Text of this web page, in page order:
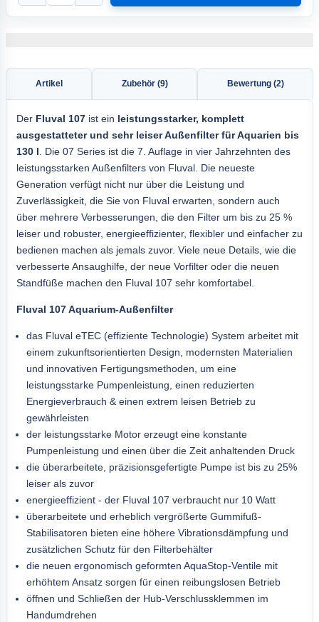
Artikel Zubehör (9) Bewertung (2)
Der Fluval 107 ist ein leistungsstarker, komplett
ausgestatteter und sehr leiser Außenfilter für Aquarien bis
130 l. Die 07 Series ist die 7. Auflage in vier Jahrzehnten des
leistungsstarken Außenfilters von Fluval. Die neueste
Generation verfügt nicht nur über die Leistung und
Zuverlässigkeit, die Sie von Fluval erwarten, sondern auch
über mehrere Verbesserungen, die den Filter um bis zu 25 %
leiser und robuster, energieeffizienter, flexibler und einfacher zu
bedienen machen als jemals zuvor. Viele neue Details, wie die
verbesserte Ansaughilfe, der neue Vorfilter oder die neuen
Standfüße machen den Fluval 107 sehr komfortabel.
Fluval 107 Aquarium-Außenfilter
das Fluval eTEC (effiziente Technologie) System arbeitet mit
einem zukunftsorientierten Design, modernsten Materialien
und innovativen Fertigungsmethoden, um eine
leistungsstarke Pumpenleistung, einen reduzierten
Energieverbrauch & einen extrem leisen Betrieb zu
gewährleisten
der leistungsstarke Motor erzeugt eine konstante
Pumpenleistung und einen über die Zeit anhaltenden Druck
die überarbeitete, präzisionsgefertigte Pumpe ist bis zu 25%
leiser als zuvor
energieeffizient - der Fluval 107 verbraucht nur 10 Watt
überarbeitete und erheblich vergrößerte Gummifuß-
Stabilisatoren bieten eine höhere Vibrationsdämpfung und
zusätzlichen Schutz für den Filterbehälter
die neuen ergonomisch geformten AquaStop-Ventile mit
erhöhtem Ansatz sorgen für einen reibungslosen Betrieb
öffnen und Schließen der Hub-Verschlussklemmen im
Handumdrehen